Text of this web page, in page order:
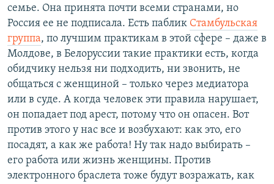
семье. Она принята почти всеми странами, но
Россия ее не подписала. Есть паблик Стамбульская
группа, по лучшим практикам в этой сфере – даже в
Молдове, в Белоруссии такие практики есть, когда
обидчику нельзя ни подходить, ни звонить, не
общаться с женщиной – только через медиатора
или в суде. А когда человек эти правила нарушает,
он попадает под арест, потому что он опасен. Вот
против этого у нас все и возбухают: как это, его
посадят, а как же работа! Ну так надо выбирать –
его работа или жизнь женщины. Против
электронного браслета тоже будут возражать, как